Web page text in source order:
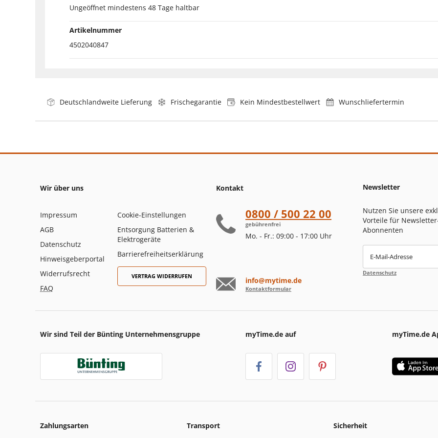
Ungeöffnet mindestens 48 Tage haltbar
Artikelnummer
4502040847
Deutschlandweite Lieferung Frischegarantie Kein Mindestbestellwert Wunschliefertermin
Wir über uns
Impressum
AGB
Datenschutz
Hinweisgeberportal
Widerrufsrecht
FAQ
Cookie-Einstellungen
Entsorgung Batterien &
Elektrogeräte
Barrierefreiheitserklärung
VERTRAG WIDERRUFEN
Kontakt
0800 / 500 22 00
gebührenfrei
Mo. - Fr.: 09:00 - 17:00 Uhr
info@mytime.de
Kontaktformular
Newsletter
Nutzen Sie unsere
Vorteile für
Abonnenten
E-Mail-Adresse
Datenschutz
Wir sind Teil der Bünting Unternehmensgruppe myTime.de auf myTime.de
Zahlungsarten Transport Sicherheit